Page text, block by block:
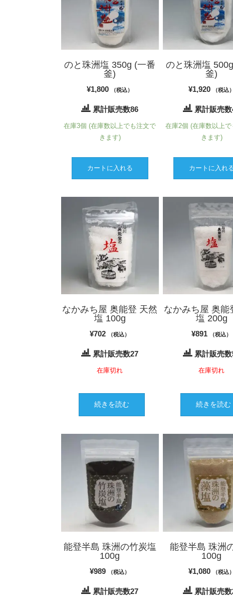
のと珠洲塩 350g (一番
釜)
¥1,800 （税込）
累計販売数86
在庫3個 (在庫数以上でも注文で
きます)
カートに入れる
のと珠洲塩
釜)
¥1,920 （税込）
累計販売
在庫2個 (在庫数以上
きます)
カートに入れ
なかみち屋 奥能登 天然
塩 100g
¥702 （税込）
累計販売数27
在庫切れ
続きを読む
なかみち屋 奥能
塩 200g
¥891 （税込）
累計販売
在庫切れ
続きを読む
能登半島 珠洲の竹炭塩
100g
¥989 （税込）
累計販売数27
能登半島 珠洲
100g
¥1,080 （税込）
累計販売